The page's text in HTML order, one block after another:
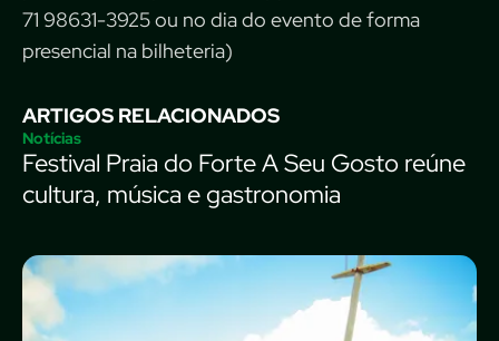
71 98631-3925 ou no dia do evento de forma
presencial na bilheteria)
ARTIGOS RELACIONADOS
Notícias
Festival Praia do Forte A Seu Gosto reúne
cultura, música e gastronomia